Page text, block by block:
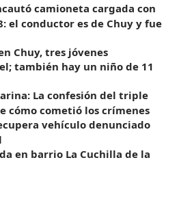
camioneta cargada con
el conductor es de Chuy y fue
Chuy, tres jóvenes
también hay un niño de 11
La confesión del triple
cómo cometió los crímenes
vehículo denunciado
en barrio La Cuchilla de la